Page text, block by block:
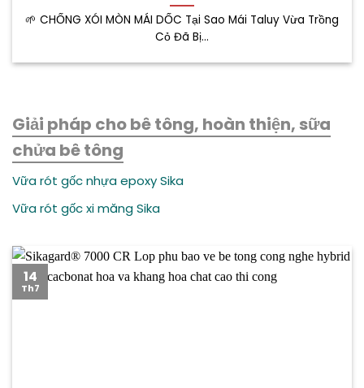
🌱 CHỐNG XÓI MÒN MÁI DỐC Tại Sao Mái Taluy Vừa Trồng
Cỏ Đã Bị...
Giải pháp cho bê tông, hoàn thiện, sữa
chửa bê tông
Vữa rót gốc nhựa epoxy Sika
Vữa rót gốc xi măng Sika
14
Th7